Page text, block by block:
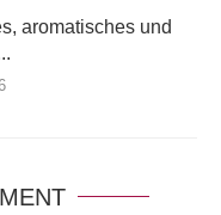
aromatisches und